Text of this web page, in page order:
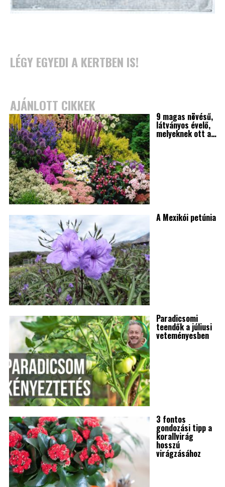
LÉGY EGYEDI A KERTBEN IS!
AJÁNLOTT CIKKEK
9 magas növésű,
látványos évelő,
melyeknek ott a…
A Mexikói petúnia
Paradicsomi
teendők a júliusi
veteményesben
3 fontos
gondozási tipp a
korallvirág
hosszú
virágzásához